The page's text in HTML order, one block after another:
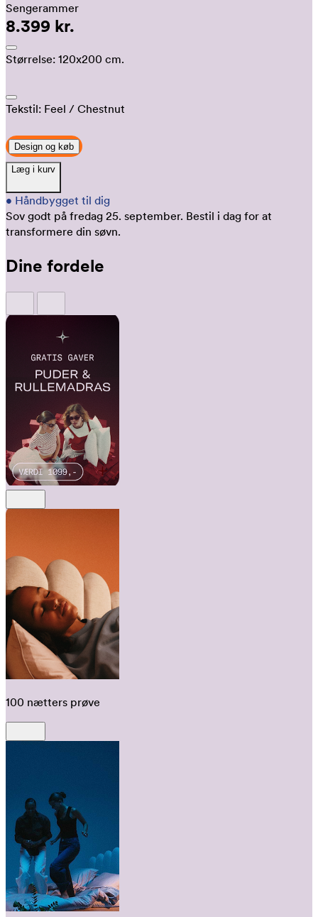
Sengerammer
8.399 kr.
Størrelse: 120x200 cm.
Tekstil: Feel / Chestnut
Design og køb
Læg i kurv
• Håndbygget til dig
Sov godt på fredag 25. september. Bestil i dag for at
transformere din søvn.
Dine fordele
100 nætters prøve